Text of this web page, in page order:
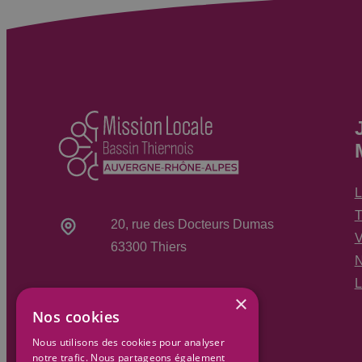
20, rue des Docteurs Dumas
63300 Thiers
×
Nos cookies
Nous utilisons des cookies pour analyser
notre trafic. Nous partageons également